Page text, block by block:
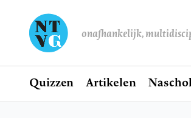
onafhankelijk,
Hoofdnavigatie
Home
Quizzen Artikelen